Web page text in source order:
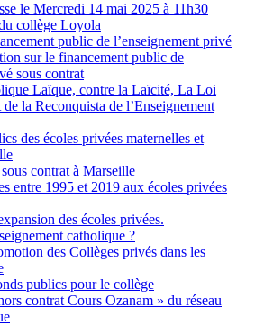
le Mercredi 14 mai 2025 à 11h30
collège Loyola
public de l’enseignement privé
sur le financement public de
sous contrat
Laïque, contre la Laïcité, La Loi
la Reconquista de l’Enseignement
des écoles privées maternelles et
contrat à Marseille
entre 1995 et 2019 aux écoles privées
des écoles privées.
catholique ?
des Collèges privés dans les
publics pour le collège
contrat Cours Ozanam » du réseau